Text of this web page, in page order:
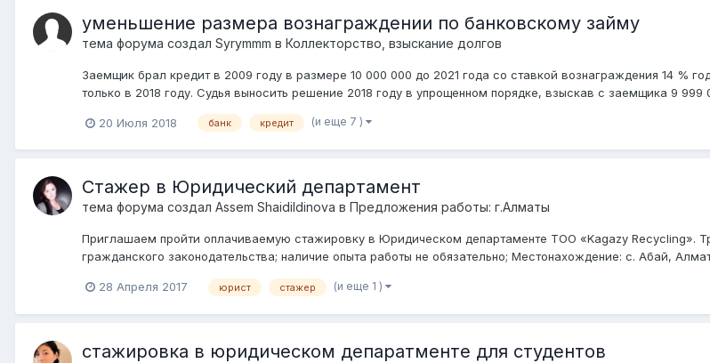
уменьшение размера вознаграждении по банковскому займу
тема форума создал Syrymmm в Коллекторство, взыскание долгов
Заемщик брал кредит в 2009 году в размере 10 000 000 до 2021 года со ставкой вознаграждения 14 %
только в 2018 году. Судья выносить решение 2018 году в упрощенном порядке, взыскав с заемщика 9 999
20 Июля 2018 банк кредит (и еще 7 )
Стажер в Юридический департамент
тема форума создал Assem Shaidildinova в Предложения работы: г.Алматы
Приглашаем пройти оплачиваемую стажировку в Юридическом департаменте ТОО «Kagazy Recycling».
гражданского законодательства; наличие опыта работы не обязательно; Местонахождение: с. Абай,
28 Апреля 2017 юрист стажер (и еще 1 )
стажировка в юридическом депаратменте для студентов